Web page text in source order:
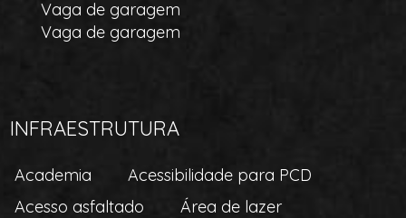
Vaga de garagem
Vaga de garagem
INFRAESTRUTURA
Academia
Acessibilidade para PCD
Acesso asfaltado
Área de lazer